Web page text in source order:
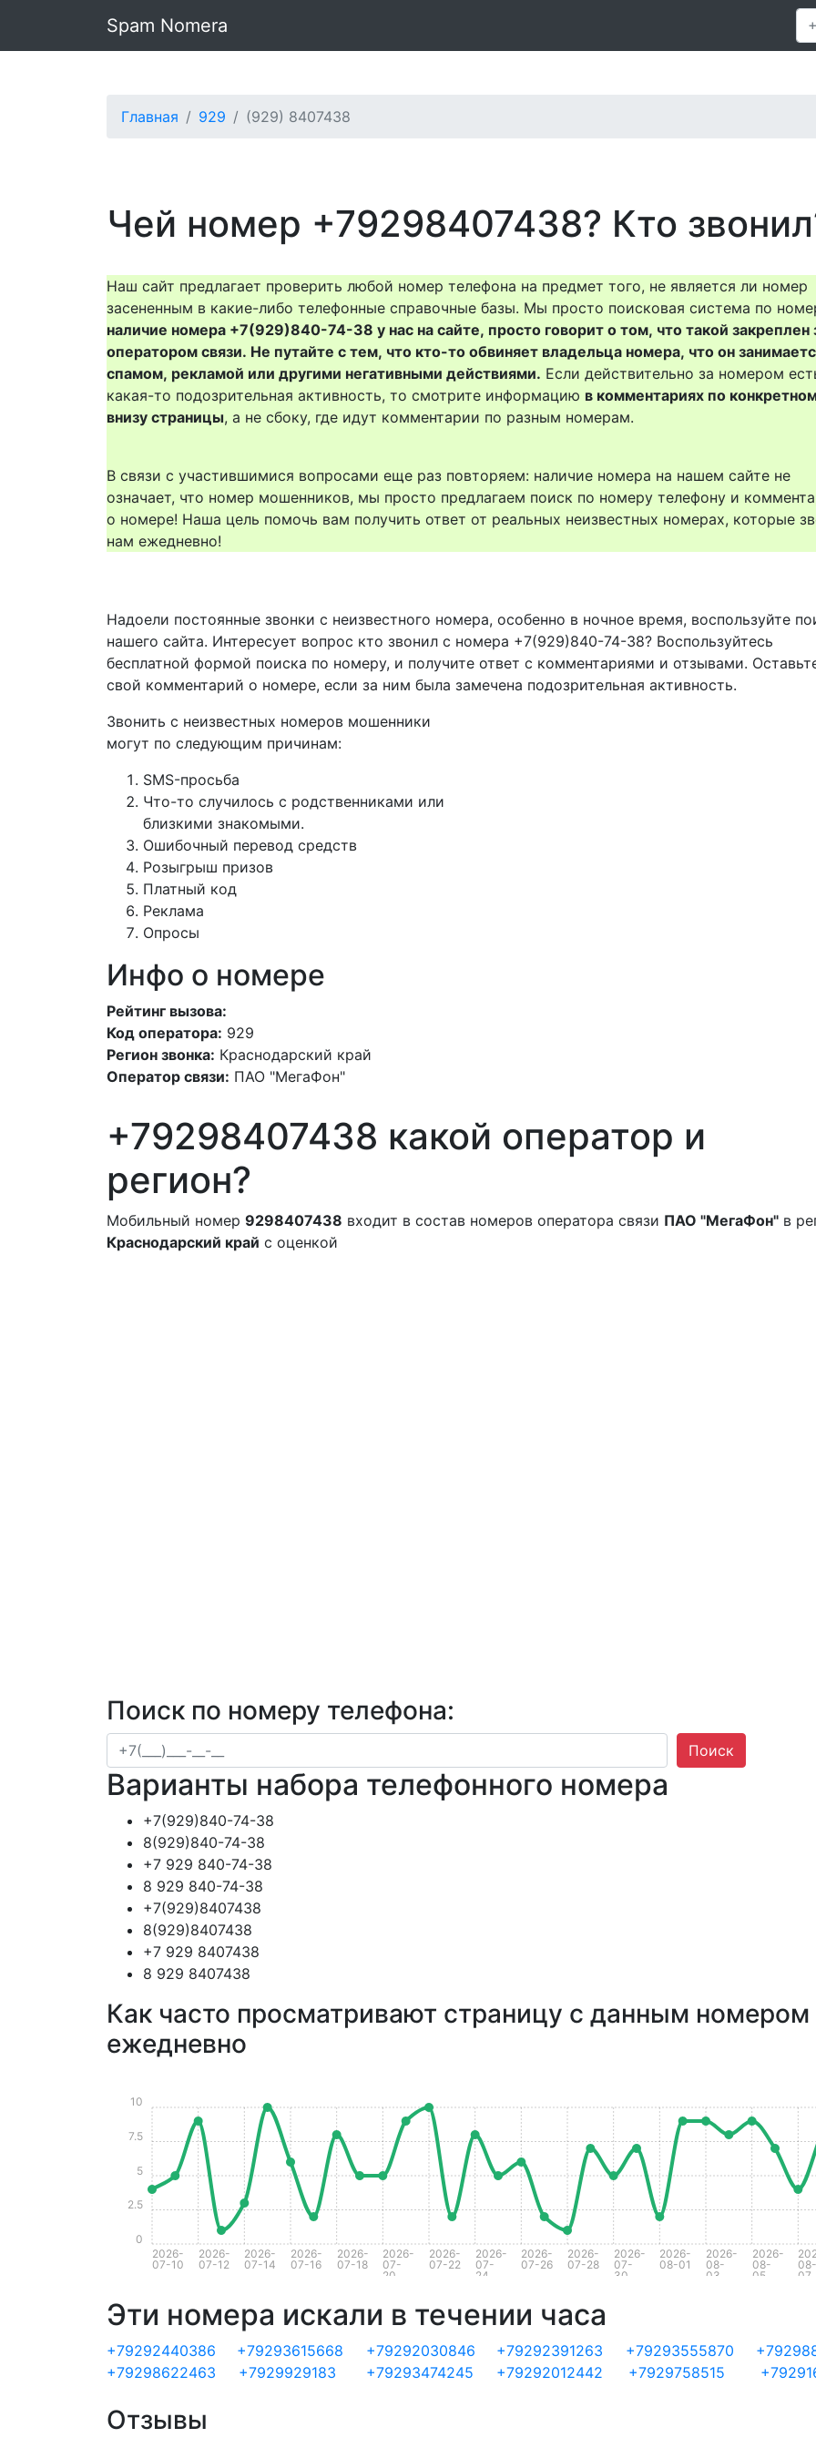
Spam Nomera
Главная 929 (929) 8407438
Чей номер +79298407438? Кто
Наш сайт предлагает проверить любой номер телефона на предмет того, не является ли номер
засененным в какие-либо телефонные справочные базы. Мы просто поисковая система по
наличие номера +7(929)840-74-38 у нас на сайте, просто говорит о том, что такой закреплен
оператором связи. Не путайте с тем, что кто-то обвиняет владельца номера, что он
спамом, рекламой или другими негативными действиями. Если действительно за номером
какая-то подозрительная активность, то смотрите информацию в комментариях по
внизу страницы, а не сбоку, где идут комментарии по разным номерам.
В связи с участившимися вопросами еще раз повторяем: наличие номера на нашем сайте не
означает, что номер мошенников, мы просто предлагаем поиск по номеру телефону и
о номере! Наша цель помочь вам получить ответ от реальных неизвестных номерах, которые
нам ежедневно!
Надоели постоянные звонки с неизвестного номера, особенно в ночное время, воспользуйте
нашего сайта. Интересует вопрос кто звонил с номера +7(929)840-74-38? Воспользуйтесь
бесплатной формой поиска по номеру, и получите ответ с комментариями и отзывами.
свой комментарий о номере, если за ним была замечена подозрительная активность.
Звонить с неизвестных номеров мошенники
могут по следующим причинам:
SMS-просьба
Что-то случилось с родственниками или
близкими знакомыми.
Ошибочный перевод средств
Розыгрыш призов
Платный код
Реклама
Опросы
Инфо о номере
Рейтинг вызова:
Код оператора: 929
Регион звонка: Краснодарский край
Оператор связи: ПАО "МегаФон"
+79298407438 какой оператор и
регион?
Мобильный номер 9298407438 входит в состав номеров оператора связи ПАО "МегаФон" в
Краснодарский край с оценкой
Поиск по номеру телефона:
Поиск
Варианты набора телефонного номера
+7(929)840-74-38
8(929)840-74-38
+7 929 840-74-38
8 929 840-74-38
+7(929)8407438
8(929)8407438
+7 929 8407438
8 929 8407438
Как часто просматривают страницу с данным номером
ежедневно
2026-
07-10
2026-
07-12
2026-
07-14
2026-
07-16
2026-
07-18
2026-
07-
20
2026-
07-22
2026-
07-
24
2026-
07-26
2026-
07-28
2026-
07-
30
2026-
08-01
2026-
08-
03
2026-
08-
05
08-
07
0
2.5
5
7.5
10
Эти номера искали в течении часа
+79292440386 +79293615668 +79292030846 +79292391263 +79293555870
+79298622463
+7929929183 +79293474245 +79292012442 +7929758515
Отзывы